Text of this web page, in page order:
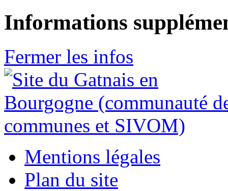
Informations
Fermer les infos
Mentions légales
Plan du site